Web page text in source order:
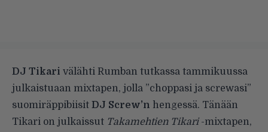
DJ Tikari välähti Rumban tutkassa tammikuussa
julkaistuaan mixtapen, jolla ”choppasi ja screwasi”
suomiräppibiisit DJ Screw’n hengessä. Tänään
Tikari on julkaissut Takamehtien Tikari-mixtapen,